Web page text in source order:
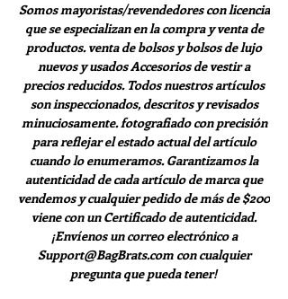
Somos mayoristas/revendedores con licencia
que se especializan en la compra y venta de
productos. venta de bolsos y bolsos de lujo
nuevos y usados Accesorios de vestir a
precios reducidos. Todos nuestros artículos
son inspeccionados, descritos y revisados
minuciosamente. fotografiado con precisión
para reflejar el estado actual del artículo
cuando lo enumeramos. Garantizamos la
autenticidad de cada artículo de marca que
vendemos y cualquier pedido de más de $200
viene con un Certificado de autenticidad.
¡Envíenos un correo electrónico a
Support@BagBrats.com con cualquier
pregunta que pueda tener!